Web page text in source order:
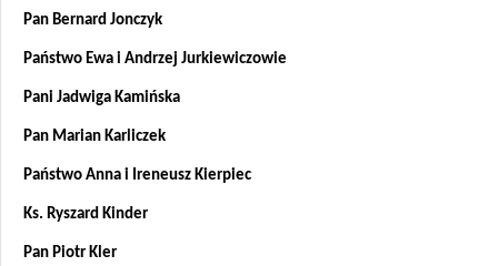
Pan Bernard Jonczyk
Państwo Ewa i Andrzej Jurkiewiczowie
Pani Jadwiga Kamińska
Pan Marian Karliczek
Państwo Anna i Ireneusz Kierpiec
Ks. Ryszard Kinder
Pan Piotr Kler